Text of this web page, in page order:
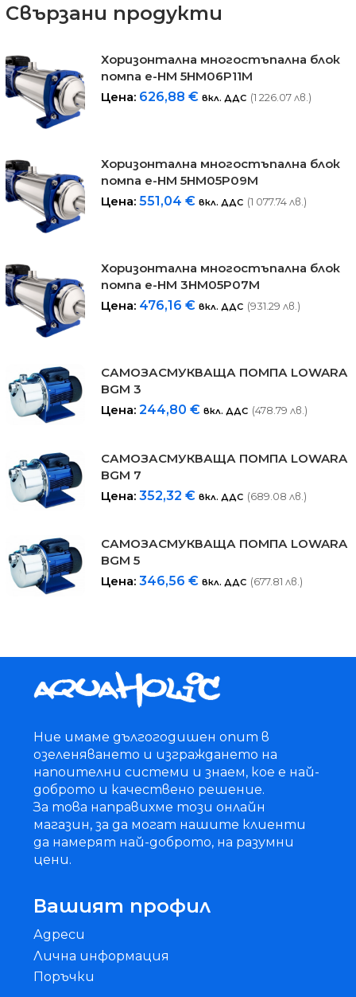
Свързани продукти
Хоризонталнa многостъпална блок
помпa е-HM 5HM06P11M
Цена: 626,88€ вкл. ДДС (1 226.07 лв.)
Хоризонталнa многостъпална блок
помпa е-HM 5HM05P09M
Цена:551,04€ вкл. ДДС (1 077.74 лв.)
Хоризонталнa многостъпална блок
помпa е-HM 3HM05P07M
Цена: 476,16€ вкл. ДДС (931.29 лв.)
САМОЗАСМУКВАЩА ПОМПА LOWARA
BGM 3
Цена:244,80€ вкл. ДДС (478.79 лв.)
САМОЗАСМУКВАЩА ПОМПА LOWARA
BGM 7
Цена:352,32€ вкл. ДДС (689.08 лв.)
САМОЗАСМУКВАЩА ПОМПА LOWARA
BGM 5
Цена:346,56€ вкл. ДДС (677.81 лв.)
Ние имаме дългогодишен опит в
озеленяването и изграждането на
напоителни системи и знаем, кое е най-
доброто и качествено решение.
За това направихме този онлайн
магазин, за да могат нашите клиенти
да намерят най-доброто, на разумни
цени.
Вашият профил
Адреси
Лична информация
Поръчки